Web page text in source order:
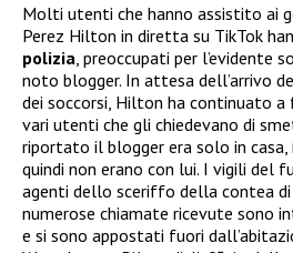
Molti utenti che hanno assistito ai
Perez Hilton in diretta su TikTok
polizia , preoccupati per l’evidente
noto blogger. In attesa dell’arrivo
dei soccorsi, Hilton ha continuato a
vari utenti che gli chiedevano di
riportato il blogger era solo in
quindi non erano con lui. I vigili del
agenti dello sceriffo della contea di
numerose chiamate ricevute sono
e si sono appostati fuori